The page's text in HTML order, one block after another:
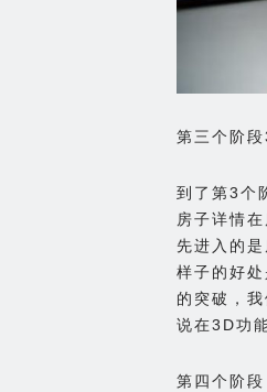
第三个阶
到了第3个
房子详情
先进入的
样子的好
的突破，
说在3D功
第四个阶段